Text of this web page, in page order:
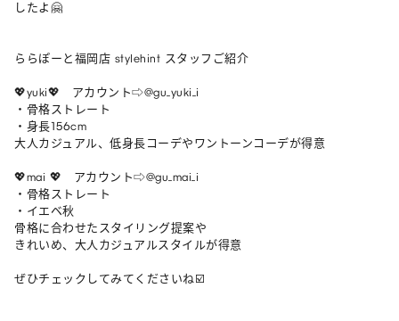
したよ🤗
ららぽーと福岡店 stylehint スタッフご紹介
💖yuki💖　アカウント⇨@gu_yuki_i
・骨格ストレート
・身長156cm
大人カジュアル、低身長コーデやワントーンコーデが得意
💖mai 💖　アカウント⇨@gu_mai_i
・骨格ストレート
・イエベ秋
骨格に合わせたスタイリング提案や
きれいめ、大人カジュアルスタイルが得意
ぜひチェックしてみてくださいね☑️